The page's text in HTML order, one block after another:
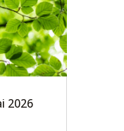
2026